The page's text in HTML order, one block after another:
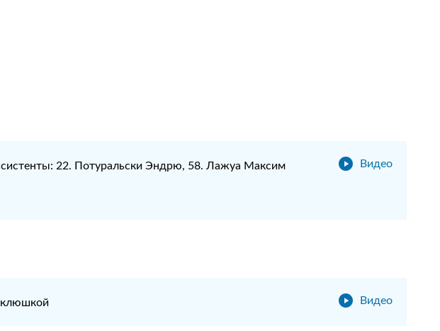
Видео
22. Потуральски Эндрю, 58. Лажуа Максим
Видео